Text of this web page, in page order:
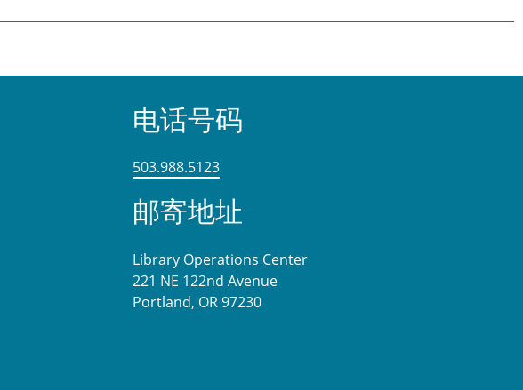
电话号码
503.988.5123
邮寄地址
Library Operations Center
221 NE 122nd Avenue
Portland, OR 97230